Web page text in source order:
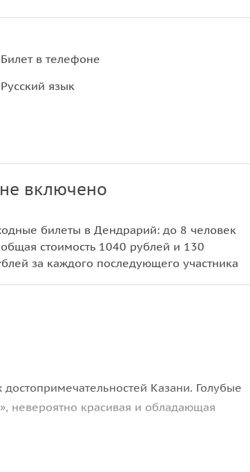
Билет в телефоне
Русский язык
включено
билеты в Дендрарий: до 8 человек
стоимость 1040 рублей и 130
за каждого последующего участника
Казани. Голубые
невероятно красивая и обладающая
поэтому температура в них всегда